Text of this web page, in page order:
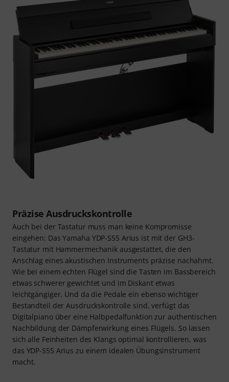
Präzise Ausdruckskontrolle
Auch bei der Tastatur muss man keine Kompromisse
eingehen: Das Yamaha YDP-S55 Arius ist mit der GH3-
Tastatur mit Hammermechanik ausgestattet, die den
Anschlag eines akustischen Instruments präzise nachahmt.
Wie bei einem echten Flügel sind die Tasten im Bassbereich
etwas schwerer gewichtet und im Diskant etwas
leichtgängiger. Und da die Pedale ein ebenso wichtiger
Bestandteil der Ausdruckskontrolle sind, verfügt das
Digitalpiano über eine Halbpedalfunktion zur authentischen
Nachbildung der Dämpferwirkung eines Flügels. So lassen
sich alle Feinheiten des Klangs optimal kontrollieren, was
das YDP-S55 Arius zu einem idealen Übungsinstrument
macht.